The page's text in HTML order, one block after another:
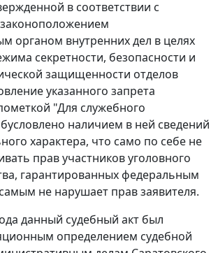
в соответствии с
органом внутренних дел в целях
секретности, безопасности и
защищенности отделов
указанного запрета
"Для служебного
наличием в ней сведений
характера, что само по себе не
прав участников уголовного
гарантированных федеральным
не нарушает прав заявителя.
данный судебный акт был
определением судебной